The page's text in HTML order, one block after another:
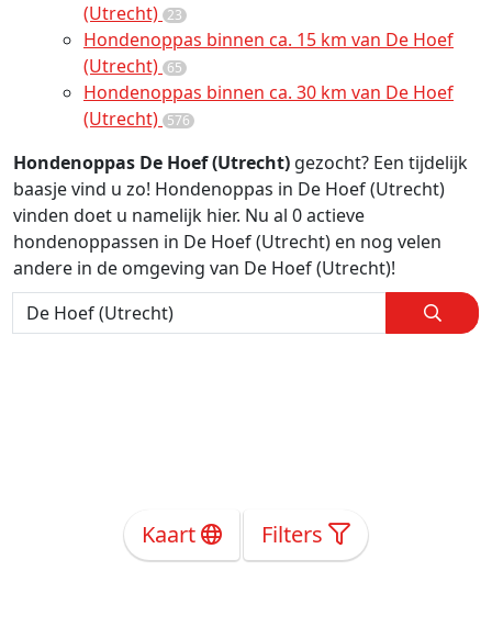
(Utrecht) 23
Hondenoppas binnen ca. 15 km van De Hoef
(Utrecht) 65
Hondenoppas binnen ca. 30 km van De Hoef
(Utrecht) 576
Hondenoppas De Hoef (Utrecht) gezocht? Een tijdelijk
baasje vind u zo! Hondenoppas in De Hoef (Utrecht)
vinden doet u namelijk hier. Nu al 0 actieve
hondenoppassen in De Hoef (Utrecht) en nog velen
andere in de omgeving van De Hoef (Utrecht)!
Kaart Filters